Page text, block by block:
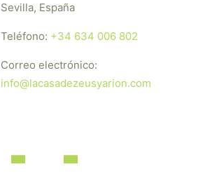
Sevilla, España
Teléfono: +34 634 006 802
Correo electrónico:
info@lacasadezeusyarion.com